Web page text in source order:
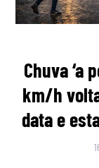
Chuva ‘a
km/h
data e